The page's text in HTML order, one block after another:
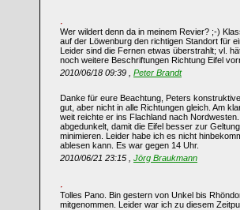
Wer wildert denn da in meinem Revier? ;-)
auf der Löwenburg den richtigen Standort für
Leider sind die Fernen etwas überstrahlt; vl.
noch weitere Beschriftungen Richtung Eifel
2010/06/18 09:39 , Peter Brandt
Danke für eure Beachtung, Peters
gut, aber nicht in alle Richtungen gleich. Am
weit reichte er ins Flachland nach
abgedunkelt, damit die Eifel besser zur
minimieren. Leider habe ich es nicht
ablesen kann. Es war gegen 14 Uhr.
2010/06/21 23:15 , Jörg Braukmann
Tolles Pano. Bin gestern von Unkel bis
mitgenommen. Leider war ich zu diesem